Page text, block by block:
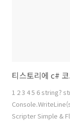
티스토리에 c#
1 2 3 4 5 6 string?
Scripter Simple &